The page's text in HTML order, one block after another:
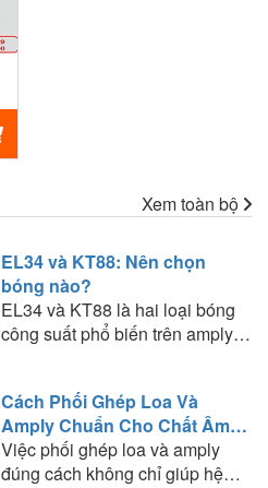
Xem toàn bộ
EL34 và KT88: Nên chọn
bóng nào?
EL34 và KT88 là hai loại bóng
công suất phổ biến trên amply
phối ghép và lựa chọn loại bóng
phù hợp với nhu cầu nghe
nhạc.
Cách Phối Ghép Loa Và
Amply Chuẩn Cho Chất Âm
Hay
Việc phối ghép loa và amply
đúng cách không chỉ giúp hệ